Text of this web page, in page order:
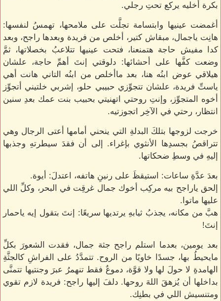
بكرة أخليه يركع تحتِ رجلي.
أغمضت عينيها وابتسامة تجلَّت على ملامحها، تهمسُ لنفسها:
هانِت ياجمال، مبقاش كتير، أخلص من فريدة وبعدها راجح، وبعد
كدا مفيش حاجة هتمنعنا، فتحت عينيها تتلاعبُ بخصلاتها، ثمَّ
وضعت كفَّها على أحشائها: دلوقتي إنتَ أهمِّ حاجة، علشان
هيلاقي عوض ابنُه هنا، بعد ماأخلص من ابنُه التاني هانت أهي
ياستِّ فريدة، علشان تتجوِّزي حبيبي حلو، إشربي خلتيني أتجوِّز
أخوه المتجوِّز، وإنتِ روحتي اتهنيتي بحبيب بنت عمك بعدِ سنين
انتظار، رحتي في الآخِر اتجوزتيه.
خرجت لزوجها بتلكَ البدلةِ التي ينحني أمامها أعتى الرجال وهي
تتراقصُ بجسدِها الأنثوي بإغراء. إلى أن فقدَ سيطرتهِ وجذبها
إليهِ في وسطِ ضحكاتها.
بعدَ عدَّةِ ساعات: استيقظَ على رنينِ هاتفه، اعتدلَ: أيوة.
إلحق ياراجح بيه مركِب أخوك جمال غرقِت في البحر، وكلِّ اللي
عليها ماتوا.
هبَّ من مكانه، يجذبُ ثيابهِ يرتديها سريعًا: إنتَ بتقول إيه ياحمار
إنتَ!
بعد يومين، بعدما استلم راجح جثة جمال، فقدت الشعورَ بكلِّ
مايحيطُ بها، جسدًا خاويًا من الروح. تتمدَّدُ على الفراشِ كالجثَّةِ
الهامدةِ لا حولَ لها ولا قوَّة، دموعٌ فقط تنهمرُ عبرَ وجنتيها تتمنَّى
بداخلها أن يُزهقَ اللهَ روحها. دلفَ إليها راجح: فريدة لازم تقوي
ومتنسيش اللي في بطنِك.